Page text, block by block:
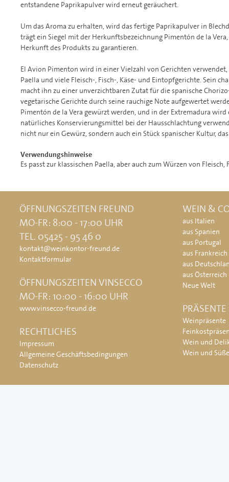
entstandene Paprikapulver wird erneut geräuchert.
Um das Aroma zu erhalten, wird das fertige Paprikapulver in
trägt ein Siegel mit der Herkunftsbezeichnung Pimentón de la
Herkunft des Produkts zu garantieren.
El Avion Pimenton wird in einer Vielzahl von Gerichten
Paella und viele Fleisch-, Fisch-, Käse- und Eintopfgerichte. Sein
macht ihn zu einer unverzichtbaren Zutat für die spanische
vegetarische Gerichte durch seine rauchige Note aufgewertet
Pimentón de la Vera gewürzt werden, und in der Extremadura
natürliches Konservierungsmittel bei der Hausschlachtung
nicht nur ein Gewürz, sondern auch ein Stück spanischer Kultur,
Verwendungshinweise
Es passt zur klassischen Paella, aber auch zum Würzen von Fleisch,
ÖFFNUNGSZEITEN FREUND
MO-FR: 8:00 - 17:00 UHR
TEL. 05425 - 95 46 0
kontakt@weinkontor-freund.de
Kontaktformular
ÖFFNUNGSZEITEN VINSECCO
MO-FR: 10:00 - 16:00 UHR
www.vinsecco-freund.de
RECHTLICHES
Impressum
Allgemeine Geschäftsbedingungen
Datenschutz
WEIN &
aus Italien
aus Spanien
aus Portugal
aus Frankreich
aus
aus Österreich
Neue Welt
PRÄSENTE
Weinpräsente
Wein und
Wein und